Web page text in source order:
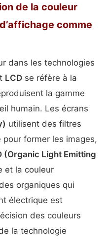
de la couleur
comme
dans les technologies
LCD se réfère à la
la gamme
humain. Les écrans
utilisent des filtres
former les images,
(Organic Light Emitting
et la couleur
organiques qui
électrique est
des couleurs
la technologie